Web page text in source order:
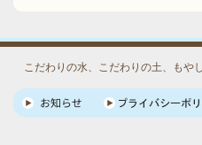
こだわりの水、こだわりの土、もや